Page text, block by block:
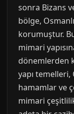
sonra Bizans
bölge,
korumuştur.
mimari
dönemlerden
yapı temelleri,
hamamlar ve
mimari